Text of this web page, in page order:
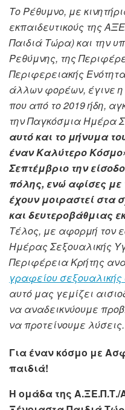
Το Ρέθυμνο, με
εκπαιδευτικούς της
Παιδιά Τώρα) και την
Ρεθύμνης, της
Περιφερειακής
άλλων φορέων, έγινε
που από το 2019 ήδη,
την Παγκόσμια Ημέρα
αυτό και το μήνυμα
έναν Καλύτερο
Σεπτέμβριο την
πόλης, ενώ αφίσες με
έχουν μοιραστεί στα
και δευτεροβάθμιας
Τέλος, με αφορμή τον
Ημέρας Σεξουαλικής
Περιφέρεια Κρήτης
γραφείου
αυτό μας γεμίζει
να αναδεικνύουμε
να προτείνουμε λύσεις.
Για έναν κόσμο με
παιδιά!
Η ομάδα της